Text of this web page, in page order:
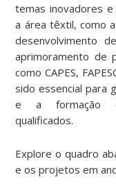
temas inovadores
a área têxtil, como
desenvolvimento
aprimoramento de
como CAPES,
sido essencial para
e a formação
qualificados.
Explore o quadro
e os projetos em